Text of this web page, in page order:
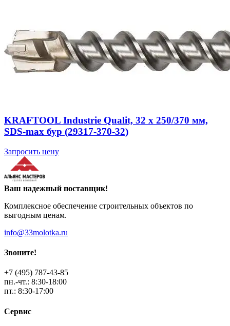
KRAFTOOL Industrie Qualit, 32 x 250/370 мм,
SDS-max бур (29317-370-32)
Запросить цену
Ваш надежный поставщик!
Комплексное обеспечение строительных объектов по
выгодным ценам.
info@33molotka.ru
Звоните!
+7 (495) 787-43-85
пн.-чт.: 8:30-18:00
пт.: 8:30-17:00
Сервис